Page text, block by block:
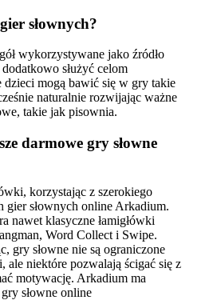
słownych?
wykorzystywane jako źródło
służyć celom
dzieci mogą bawić się w gry takie
naturalnie rozwijając ważne
takie jak pisownia.
darmowe gry słowne
korzystając z szerokiego
gier słownych online Arkadium.
nawet klasyczne łamigłówki
Word Collect i Swipe.
gry słowne nie są ograniczone
ale niektóre pozwalają ścigać się z
motywację. Arkadium ma
słowne online